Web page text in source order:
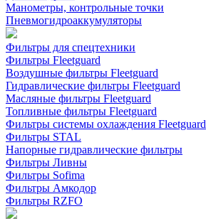
Манометры, контрольные точки
Пневмогидроаккумуляторы
Фильтры для спецтехники
Фильтры Fleetguard
Воздушные фильтры Fleetguard
Гидравлические фильтры Fleetguard
Масляные фильтры Fleetguard
Топливные фильтры Fleetguard
Фильтры системы охлаждения Fleetguard
Фильтры STAL
Напорные гидравлические фильтры
Фильтры Ливны
Фильтры Sofima
Фильтры Амкодор
Фильтры RZFO